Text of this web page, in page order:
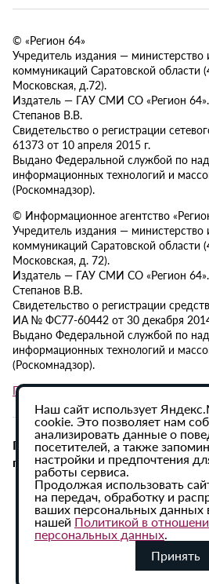
© «Регион 64»
Учредитель издания —
коммуникаций Саратовской области
Московская, д.72).
Издатель — ГАУ СМИ СО «Регион
Степанов В.В.
Свидетельство о регистрации
61373 от 10 апреля 2015 г.
Выдано Федеральной службой по
информационных технологий и
(Роскомнадзор).
© Информационное агентство
Учредитель издания —
коммуникаций Саратовской области
Московская, д. 72).
Издатель — ГАУ СМИ СО «Регион
Степанов В.В.
Свидетельство о регистрации
ИА № ФС77-60442 от 30 декабря
Выдано Федеральной службой по
информационных технологий и
(Роскомнадзор).
Политика в отношении обработки
При использовании материалов
гиперссылка на ИА «Регион 64»
Наш сайт использует
cookie. Это позволяет нам
анализировать данные о
посетителей, а также
настройки и предпочтения
работы сервиса.
Продолжая использовать
на передач, обработку и
ваших персональных данных
нашей Политикой в
персональных данных.
Принять